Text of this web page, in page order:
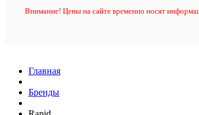
Внимание! Цены на сайте временно носят
Главная
Бренды